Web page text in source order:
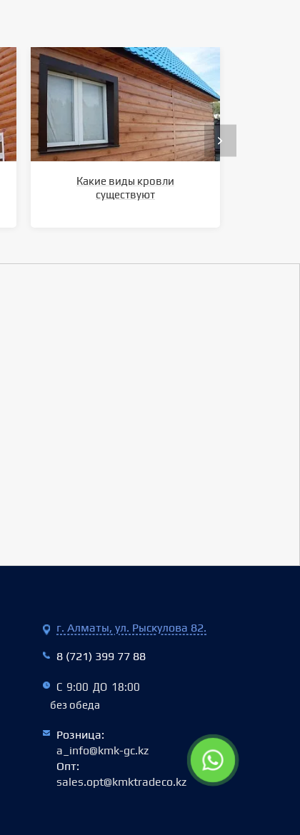
Какие виды кровли
существуют
г. Алматы, ул. Рыскулова 82.
8 (721) 399 77 88
С 9:00 ДО 18:00
без обеда
Розница:
a_info@kmk-gc.kz
Опт:
sales.opt@kmktradeco.kz